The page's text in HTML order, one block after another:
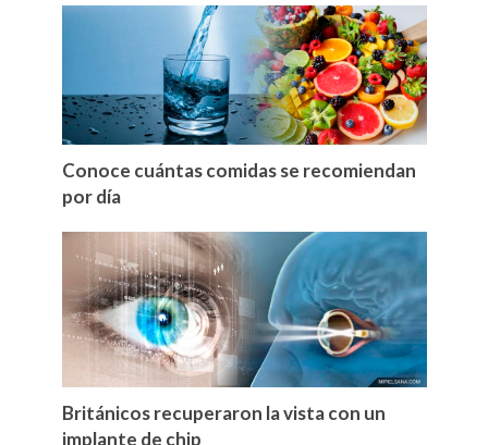
Conoce cuántas comidas se recomiendan
por día
Británicos recuperaron la vista con un
implante de chip